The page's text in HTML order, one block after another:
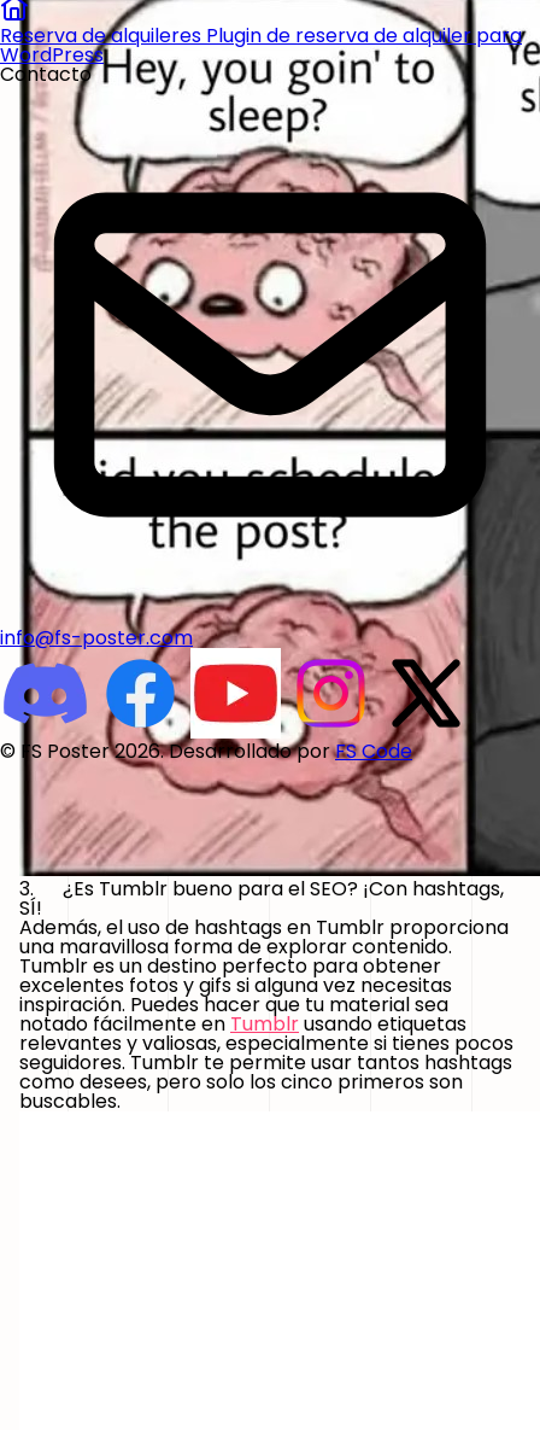
Reserva de alquileres Plugin de reserva de alquiler para
WordPress
Contacto
info@fs-poster.com
© FS Poster 2026. Desarrollado porFS Code
3. ¿Es Tumblr bueno para el SEO? ¡Con hashtags,
SÍ!
Además, el uso de hashtags en Tumblr proporciona
una maravillosa forma de explorar contenido.
Tumblr es un destino perfecto para obtener
excelentes fotos y gifs si alguna vez necesitas
inspiración. Puedes hacer que tu material sea
notado fácilmente en Tumblrusando etiquetas
relevantes y valiosas, especialmente si tienes pocos
seguidores. Tumblr te permite usar tantos hashtags
como desees, pero solo los cinco primeros son
buscables.